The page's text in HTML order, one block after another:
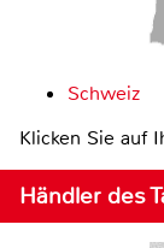
Schweiz
Klicken Sie auf
Händler des